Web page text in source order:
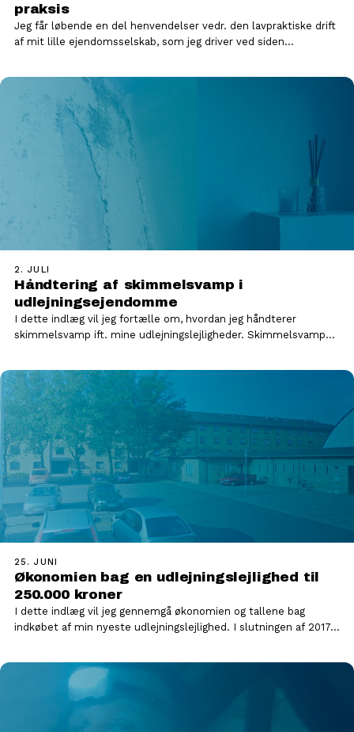
praksis
Jeg får løbende en del henvendelser vedr. den lavpraktiske drift
af mit lille ejendomsselskab, som jeg driver ved siden…
2. JULI
Håndtering af skimmelsvamp i
udlejningsejendomme
I dette indlæg vil jeg fortælle om, hvordan jeg håndterer
skimmelsvamp ift. mine udlejningslejligheder. Skimmelsvamp
25. JUNI
Økonomien bag en udlejningslejlighed til
250.000 kroner
I dette indlæg vil jeg gennemgå økonomien og tallene bag
indkøbet af min nyeste udlejningslejlighed. I slutningen af 2017…